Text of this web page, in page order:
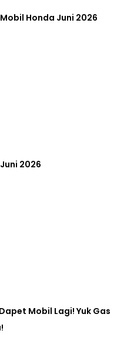
Honda Juni 2026
2026
Mobil Lagi! Yuk Gas